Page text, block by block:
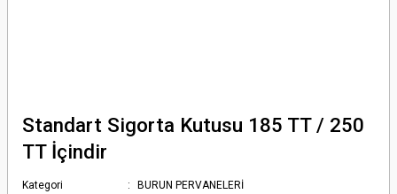
Standart Sigorta Kutusu 185 TT / 250
TT İçindir
Kategori
BURUN PERVANELERİ